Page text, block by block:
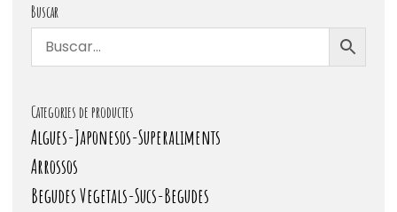
Buscar
Categories de productes
Algues-Japonesos-Superaliments
Arrossos
Begudes Vegetals-Sucs-Begudes